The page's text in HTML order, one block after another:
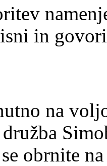
in
na
obrnite